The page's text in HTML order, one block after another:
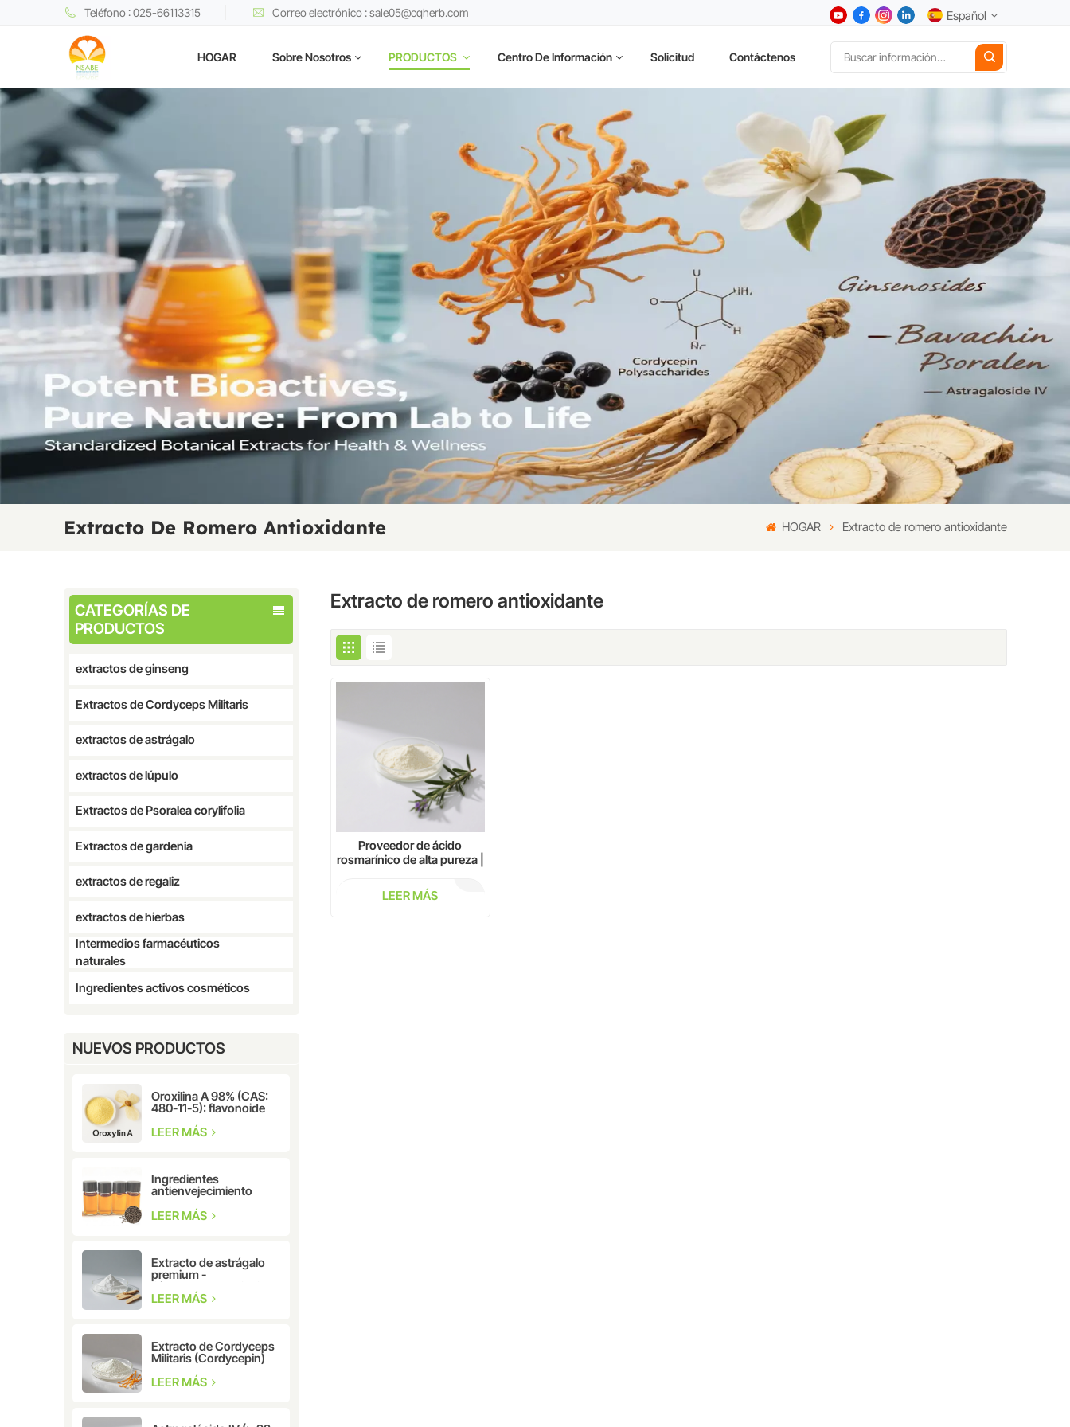
Teléfono : 025-66113315 Correo electrónico : sale05@cqherb.com Español
Español
日本語
한국어
HOGAR Sobre Nosotros PRODUCTOS Centro De Información Solicitud Contáctenos
Extracto De Romero Antioxidante HOGAR Extracto de romero antioxidante
CATEGORÍAS DE
PRODUCTOS
extractos de ginseng
Extractos de Cordyceps Militaris
extractos de astrágalo
extractos de lúpulo
Extractos de Psoralea corylifolia
Extractos de gardenia
extractos de regaliz
extractos de hierbas
Intermedios farmacéuticos
naturales
Ingredientes activos cosméticos
NUEVOS PRODUCTOS
Oroxilina A 98% (CAS:
480-11-5): flavonoide
investigación
LEER MÁS
Ingredientes
antienvejecimiento
Extracto de hierbas
CAS: 10309-37-2
LEER MÁS
Extracto de astrágalo
premium -
Cicloastragenol CAS:
78574-94-4
LEER MÁS
Extracto de Cordyceps
Militaris (Cordycepin)
LEER MÁS
Extracto de romero antioxidante
Proveedor de ácido
rosmarínico de alta pureza |
LEER MÁS